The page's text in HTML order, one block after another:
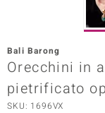
Paraíso
Bali Barong
Orecchini in
pietrificato
SKU: 1696VX